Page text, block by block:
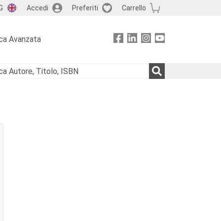
Accedi Preferiti Carrello
Avanzata